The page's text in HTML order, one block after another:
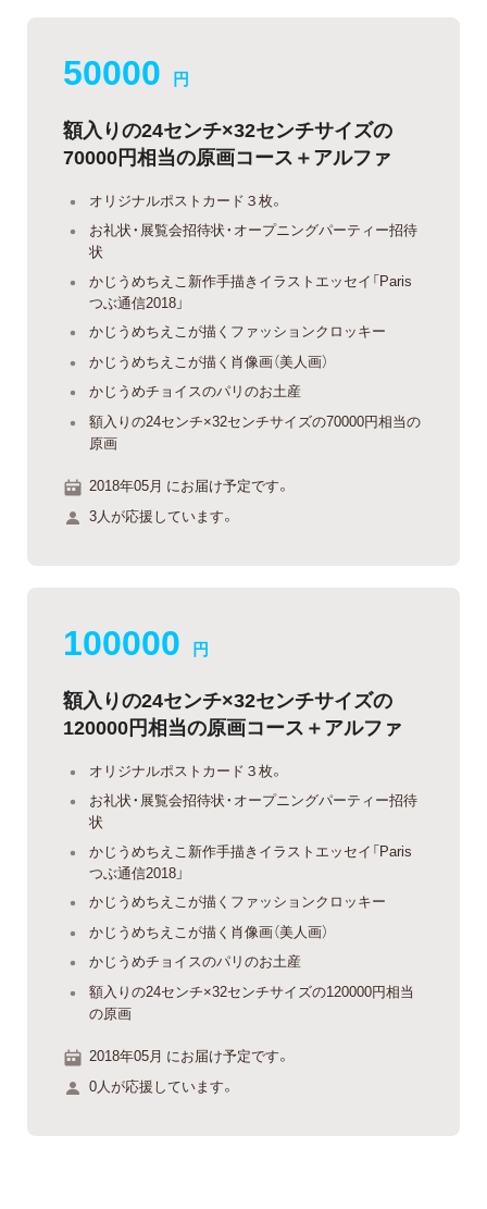
50000 円
額入りの24センチ×32センチサイズの
70000円相当の原画コース＋アルファ
オリジナルポストカード３枚。
お礼状・展覧会招待状・オープニングパーティー招待
状
かじうめちえこ新作手描きイラストエッセイ「Paris
つぶ通信2018」
かじうめちえこが描くファッションクロッキー
かじうめちえこが描く肖像画（美人画）
かじうめチョイスのパリのお土産
額入りの24センチ×32センチサイズの70000円相当の
原画
2018年05月 にお届け予定です。
3人が応援しています。
100000 円
額入りの24センチ×32センチサイズの
120000円相当の原画コース＋アルファ
オリジナルポストカード３枚。
お礼状・展覧会招待状・オープニングパーティー招待
状
かじうめちえこ新作手描きイラストエッセイ「Paris
つぶ通信2018」
かじうめちえこが描くファッションクロッキー
かじうめちえこが描く肖像画（美人画）
かじうめチョイスのパリのお土産
額入りの24センチ×32センチサイズの120000円相当
の原画
2018年05月 にお届け予定です。
0人が応援しています。